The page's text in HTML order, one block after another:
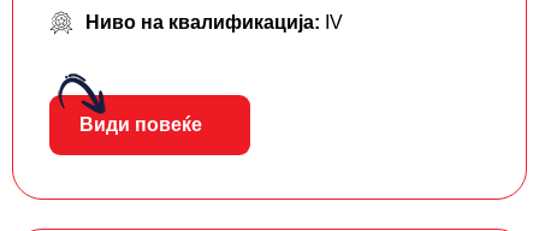
Ниво на квалификација: IV
Види повеќе